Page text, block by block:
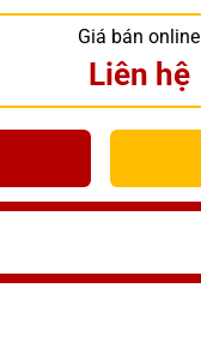
Giá bán online
Liên hệ